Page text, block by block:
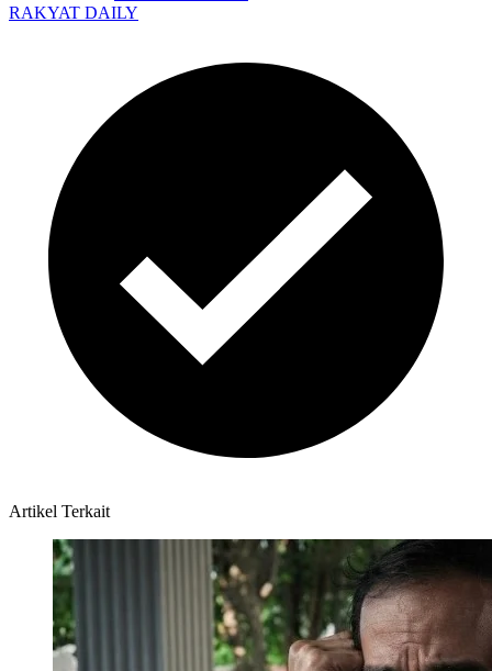
RAKYAT DAILY
Artikel Terkait